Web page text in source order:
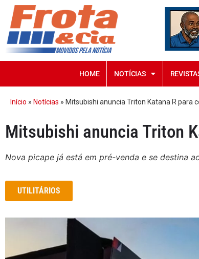
HOME NOTÍCIAS
Início » Notícias » Mitsubishi anuncia Triton Katana R para
Mitsubishi anuncia Triton
Nova picape já está em pré-venda e se destina
UTILITÁRIOS